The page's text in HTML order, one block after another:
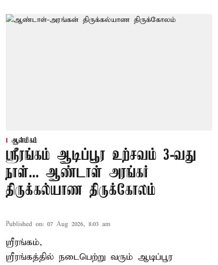
ஆன்மிகம்
ஸ்ரீரங்கம் ஆடிப்பூர உற்சவம் 3-வது
நாள்... ஆண்டாள் அரங்கர்
திருக்கல்யாண திருக்கோலம்
Published on: 07 Aug 2026, 8:03 am
ஸ்ரீரங்கம்,
ஸ்ரீரங்கத்தில் நடைபெற்று வரும் ஆடிப்பூர